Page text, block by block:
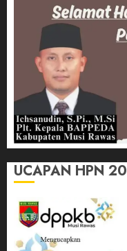
UCAPAN HPN